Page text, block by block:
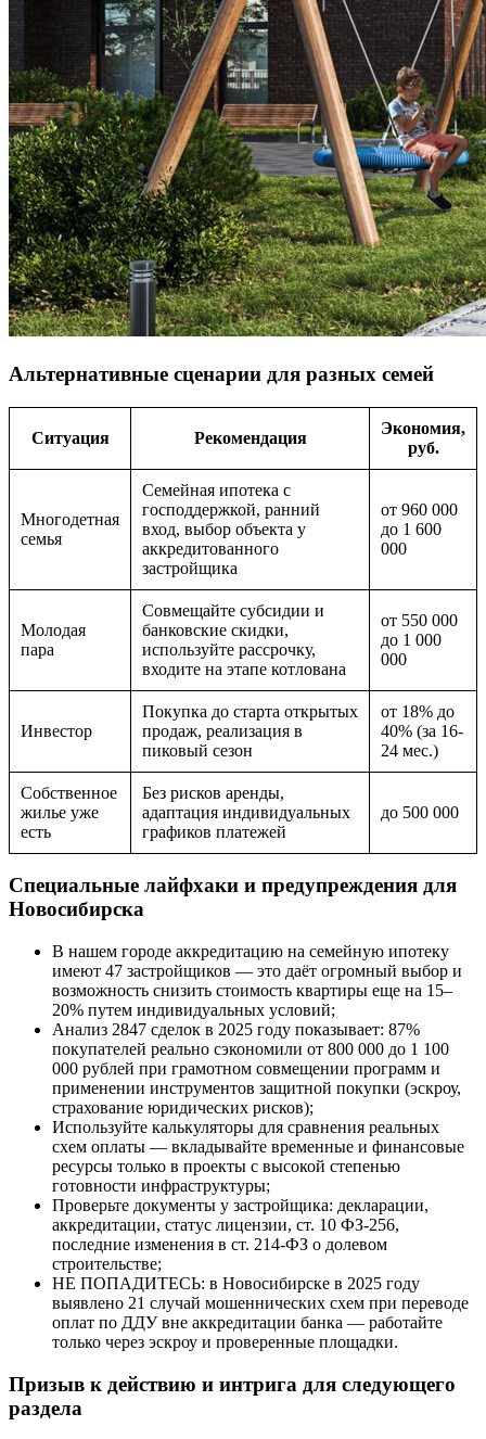
Альтернативные сценарии для разных семей
Ситуация Рекомендация
Экономия,
руб.
Многодетная
семья
Семейная ипотека с
господдержкой, ранний
вход, выбор объекта у
аккредитованного
застройщика
от 960 000
до 1 600
000
Молодая
пара
Совмещайте субсидии и
банковские скидки,
используйте рассрочку,
входите на этапе котлована
от 550 000
до 1 000
000
Инвестор
Покупка до старта открытых
продаж, реализация в
пиковый сезон
от 18% до
40% (за 16-
24 мес.)
Собственное
жилье уже
есть
Без рисков аренды,
адаптация индивидуальных
графиков платежей
до 500 000
Специальные лайфхаки и предупреждения для
Новосибирска
В нашем городе аккредитацию на семейную ипотеку
имеют 47 застройщиков — это даёт огромный выбор и
возможность снизить стоимость квартиры еще на 15–
20% путем индивидуальных условий;
Анализ 2847 сделок в 2025 году показывает: 87%
покупателей реально сэкономили от 800 000 до 1 100
000 рублей при грамотном совмещении программ и
применении инструментов защитной покупки (эскроу,
страхование юридических рисков);
Используйте калькуляторы для сравнения реальных
схем оплаты — вкладывайте временные и финансовые
ресурсы только в проекты с высокой степенью
готовности инфраструктуры;
Проверьте документы у застройщика: декларации,
аккредитации, статус лицензии, ст. 10 ФЗ-256,
последние изменения в ст. 214-ФЗ о долевом
строительстве;
НЕ ПОПАДИТЕСЬ: в Новосибирске в 2025 году
выявлено 21 случай мошеннических схем при переводе
оплат по ДДУ вне аккредитации банка — работайте
только через эскроу и проверенные площадки.
Призыв к действию и интрига для следующего
раздела